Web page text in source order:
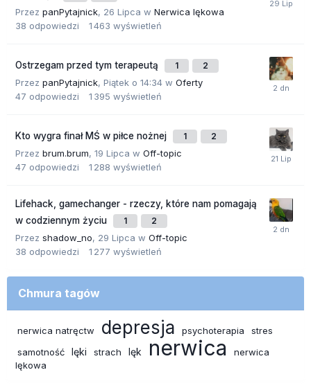
Przez panPytajnick, 26 Lipca w Nerwica lękowa
38 odpowiedzi 1 463 wyświetleń
Ostrzegam przed tym terapeutą 1 2
Przez panPytajnick, Piątek o 14:34 w Oferty
47 odpowiedzi 1 395 wyświetleń
Kto wygra finał MŚ w piłce nożnej 1 2
Przez brum.brum, 19 Lipca w Off-topic
47 odpowiedzi 1 288 wyświetleń
Lifehack, gamechanger - rzeczy, które nam pomagają
w codziennym życiu
1 2
Przez shadow_no, 29 Lipca w Off-topic
38 odpowiedzi 1 277 wyświetleń
Chmura tagów
nerwica natręctw depresja psychoterapia
stres
samotność
lęki strach lęk nerwica
nerwica
lękowa